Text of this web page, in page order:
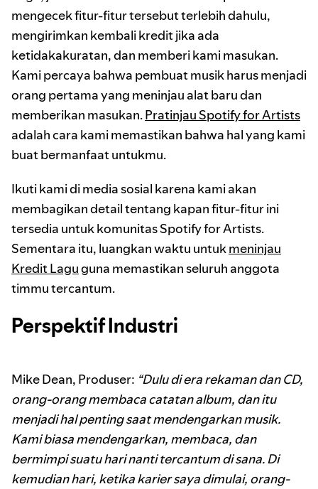
mengecek fitur-fitur tersebut terlebih dahulu,
mengirimkan kembali kredit jika ada
ketidakakuratan, dan memberi kami masukan.
Kami percaya bahwa pembuat musik harus menjadi
orang pertama yang meninjau alat baru dan
memberikan masukan.Pratinjau Spotify for Artists
adalah cara kami memastikan bahwa hal yang kami
buat bermanfaat untukmu.
Ikuti kami di media sosial karena kami akan
membagikan detail tentang kapan fitur-fitur ini
tersedia untuk komunitas Spotify for Artists.
Sementara itu, luangkan waktu untukmeninjau
Kredit Laguguna memastikan seluruh anggota
timmu tercantum.
Perspektif Industri
Mike Dean, Produser: “Dulu di era rekaman dan CD,
orang-orang membaca catatan album, dan itu
menjadi hal penting saat mendengarkan musik.
Kami biasa mendengarkan, membaca, dan
bermimpi suatu hari nanti tercantum di sana. Di
kemudian hari, ketika karier saya dimulai, orang-